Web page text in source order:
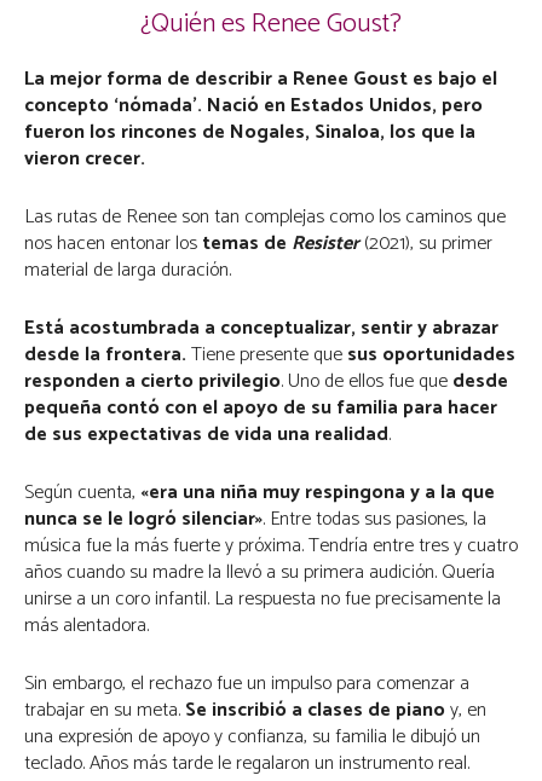
¿Quién es Renee Goust?
La mejor forma de describir a Renee Goust es bajo el
concepto ‘nómada’. Nació en Estados Unidos, pero
fueron los rincones de Nogales, Sinaloa, los que la
vieron crecer.
Las rutas de Renee son tan complejas como los caminos que
nos hacen entonar lostemas de Resister(2021), su primer
material de larga duración.
Está acostumbrada a conceptualizar, sentir y abrazar
desde la frontera.Tiene presente quesus oportunidades
responden a cierto privilegio. Uno de ellos fue quedesde
pequeña contó con el apoyo de su familia para hacer
de sus expectativas de vida una realidad.
Según cuenta, «era una niña muy respingona y a la que
nunca se le logró silenciar». Entre todas sus pasiones, la
música fue la más fuerte y próxima. Tendría entre tres y cuatro
años cuando su madre la llevó a su primera audición. Quería
unirse a un coro infantil. La respuesta no fue precisamente la
más alentadora.
Sin embargo, el rechazo fue un impulso para comenzar a
trabajar en su meta.Se inscribió a clases de pianoy, en
una expresión de apoyo y confianza, su familia le dibujó un
teclado. Años más tarde le regalaron un instrumento real.